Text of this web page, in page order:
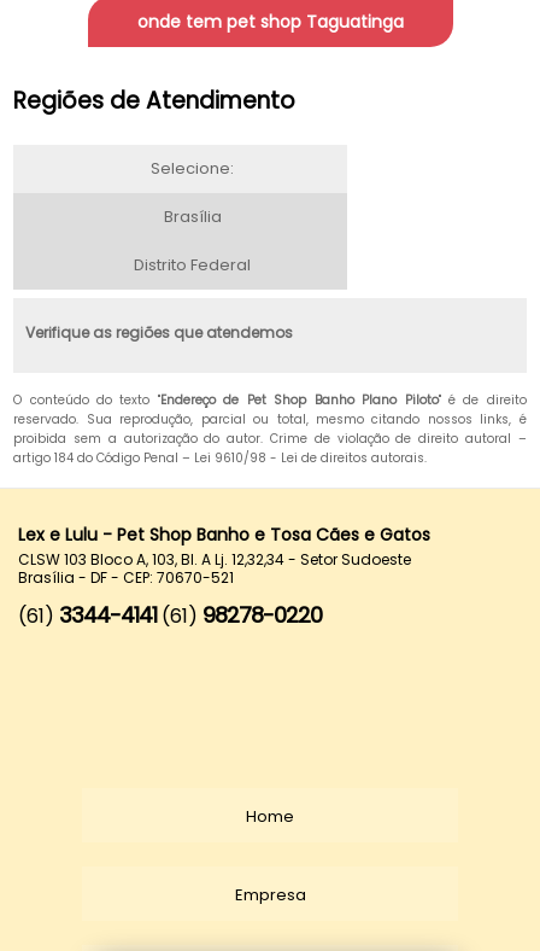
onde tem pet shop Taguatinga
Regiões de Atendimento
Selecione:
Brasília
Distrito Federal
Verifique as regiões que atendemos
O conteúdo do texto "Endereço de Pet Shop Banho Plano Piloto" é de direito
reservado. Sua reprodução, parcial ou total, mesmo citando nossos links, é
proibida sem a autorização do autor. Crime de violação de direito autoral –
artigo 184 do Código Penal – Lei 9610/98 - Lei de direitos autorais.
Lex e Lulu - Pet Shop Banho e Tosa Cães e Gatos
CLSW 103 Bloco A, 103, Bl. A Lj. 12,32,34 - Setor Sudoeste
Brasília - DF - CEP: 70670-521
(61) 3344-4141 (61) 98278-0220
Home
Empresa